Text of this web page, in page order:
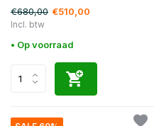
€680,00 €510,00
Incl. btw
• Op voorraad